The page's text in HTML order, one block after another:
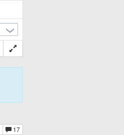
17